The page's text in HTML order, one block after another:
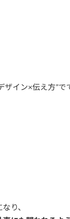
ザイン×伝え方”で
り、